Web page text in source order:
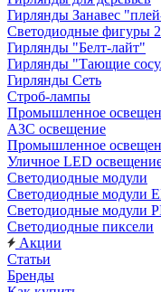
Гирлянды Занавес
Светодиодные фигуры
Гирлянды "Белт-лайт"
Гирлянды "Тающие
Гирлянды Сеть
Строб-лампы
Промышленное
АЗС освещение
Промышленное
Уличное LED
Светодиодные модули
Светодиодные модули
Светодиодные модули
Светодиодные пиксели
Акции
Статьи
Бренды